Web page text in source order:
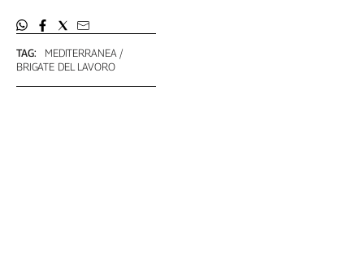
Abruzzo-
Molise
Alto
Adige
TAG:
MEDITERRANEA
BRIGATE DEL LAVORO